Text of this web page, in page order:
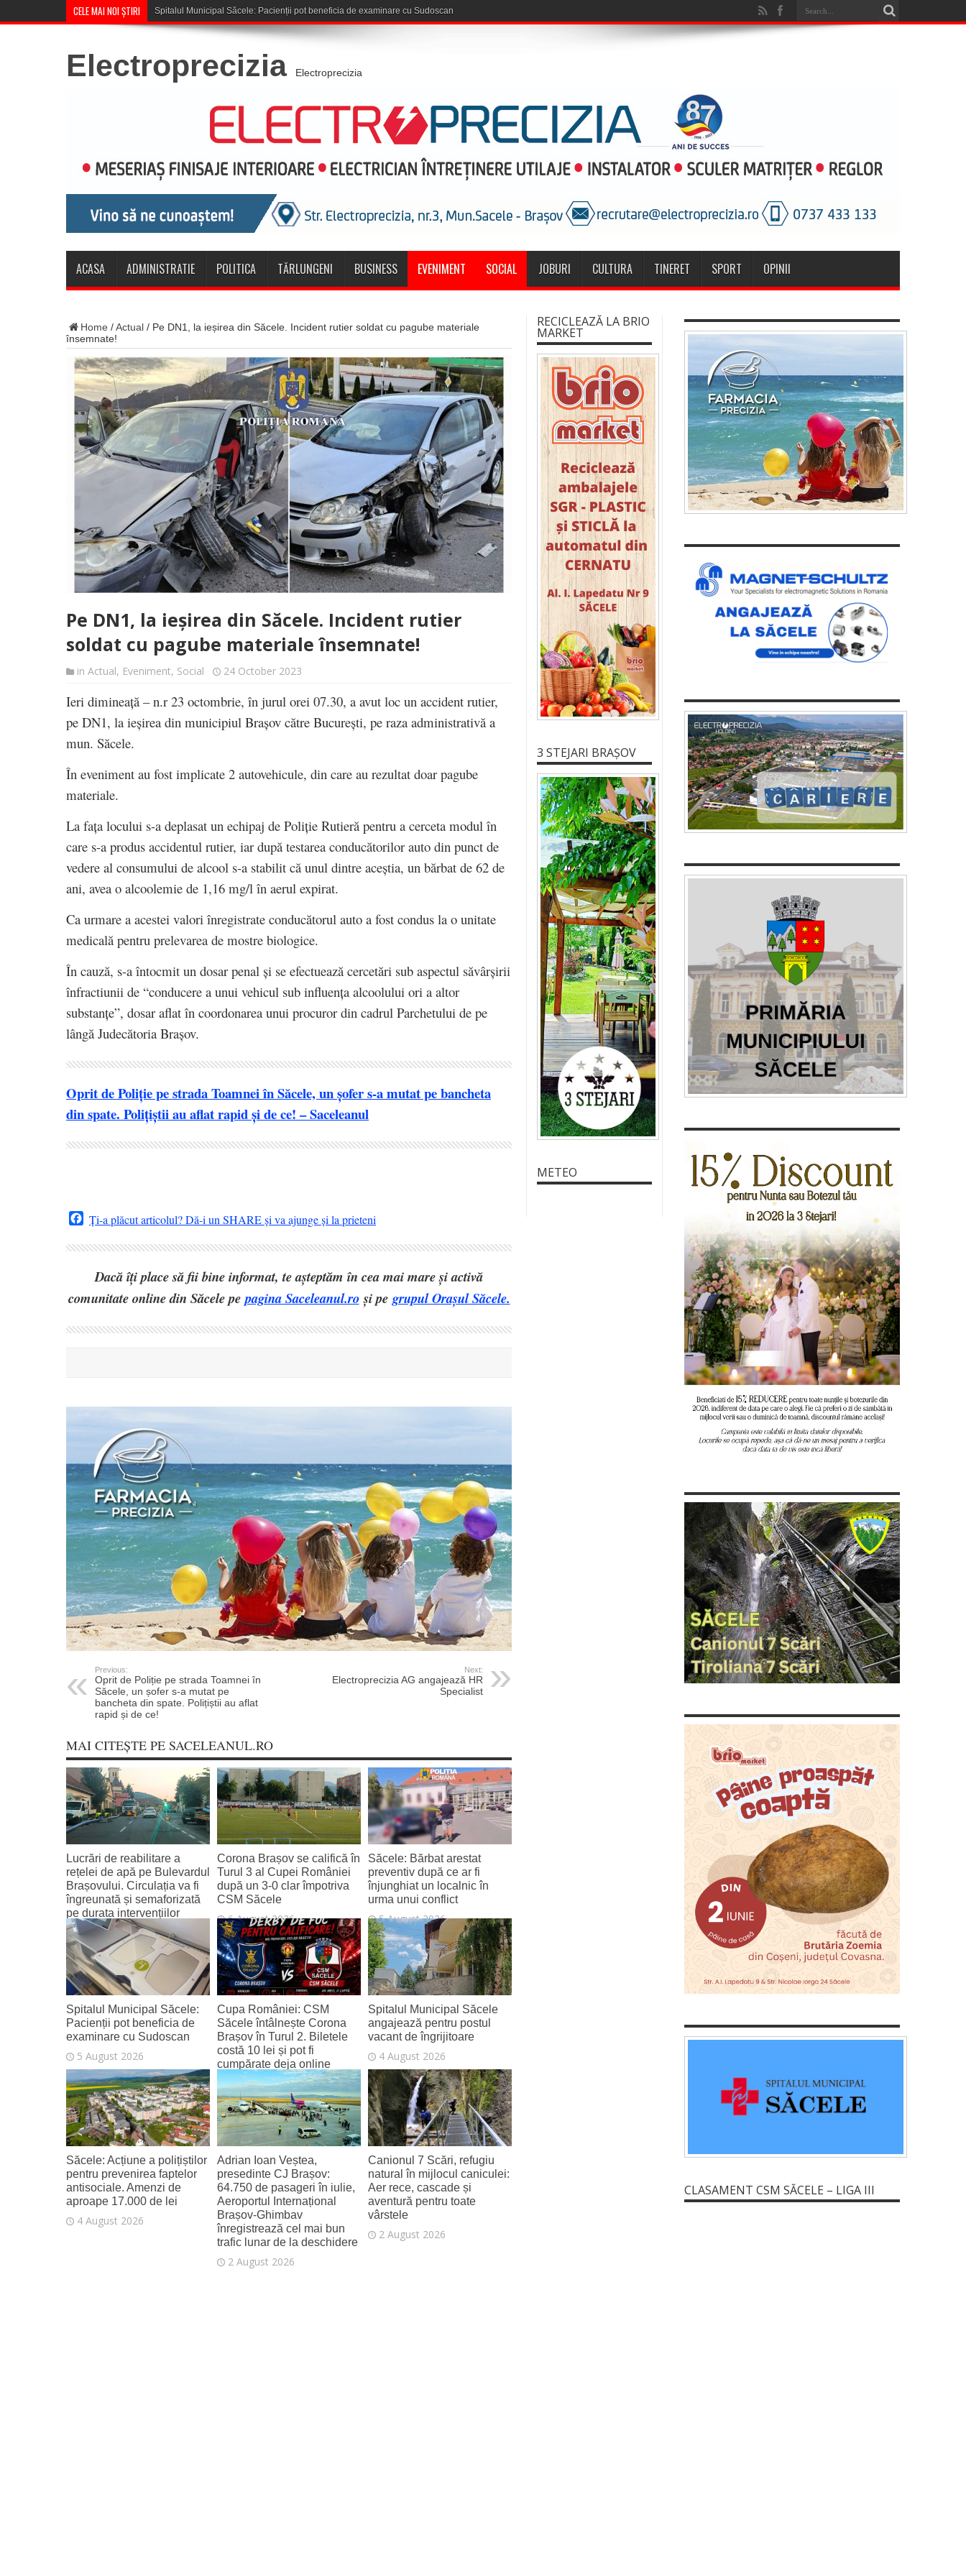
CELE MAI NOI ȘTIRI Cupa României: CSM Săcele întâ
Electroprecizia Electroprecizia
ACASA ADMINISTRATIE POLITICA TĂRLUNGENI BUSINESS EVENIMENT SOCIAL JOBURI CULTURA TINERET SPORT OPINII
Home /Actual / Pe DN1, la ieșirea din Săcele. Incident rutier soldat cu pagube materiale
însemnate!
Pe DN1, la ieșirea din Săcele. Incident rutier
soldat cu pagube materiale însemnate!
in Actual, Eveniment, Social 24 October 2023
Ieri dimineață – n.r 23 octombrie, în jurul orei 07.30, a avut loc un accident rutier,
pe DN1, la ieșirea din municipiul Brașov către București, pe raza administrativă a
mun. Săcele.
În eveniment au fost implicate 2 autovehicule, din care au rezultat doar pagube
materiale.
La fața locului s-a deplasat un echipaj de Poliție Rutieră pentru a cerceta modul în
care s-a produs accidentul rutier, iar după testarea conducătorilor auto din punct de
vedere al consumului de alcool s-a stabilit că unul dintre aceștia, un bărbat de 62 de
ani, avea o alcoolemie de 1,16 mg/l în aerul expirat.
Ca urmare a acestei valori înregistrate conducătorul auto a fost condus la o unitate
medicală pentru prelevarea de mostre biologice.
În cauză, s-a întocmit un dosar penal și se efectuează cercetări sub aspectul săvârșirii
înfractiunii de “conducere a unui vehicul sub influența alcoolului ori a altor
substanțe”, dosar aflat în coordonarea unui procuror din cadrul Parchetului de pe
lângă Judecătoria Brașov.
Oprit de Poliție pe strada Toamnei în Săcele, un șofer s-a mutat pe bancheta
din spate. Polițiștii au aflat rapid și de ce! – Saceleanul
Facebook
Ți-a plăcut articolul? Dă-i un SHARE și va ajunge și la prieteni
Dacă îți place să fii bine informat, te așteptăm în cea mai mare și activă
comunitate online din Săcele pepagina Saceleanul.roși pe grupul Orașul Săcele.
Previous:
Oprit de Poliție pe strada Toamnei în
Săcele, un șofer s-a mutat pe
bancheta din spate. Polițiștii au aflat
rapid și de ce!
Next:
Electroprecizia AG angajează HR
Specialist
MAI CITEȘTE PE SACELEANUL.RO
Lucrări de reabilitare a
rețelei de apă pe Bulevardul
Brașovului. Circulația va fi
îngreunată și semaforizată
pe durata intervențiilor
6 August 2026
Corona Brașov se califică în
Turul 3 al Cupei României
după un 3-0 clar împotriva
CSM Săcele
6 August 2026
Săcele: Bărbat arestat
preventiv după ce ar fi
înjunghiat un localnic în
urma unui conflict
5 August 2026
Spitalul Municipal Săcele:
Pacienții pot beneficia de
examinare cu Sudoscan
5 August 2026
Cupa României: CSM
Săcele întâlnește Corona
Brașov în Turul 2. Biletele
costă 10 lei și pot fi
cumpărate deja online
4 August 2026
Spitalul Municipal Săcele
angajează pentru postul
vacant de îngrijitoare
4 August 2026
Săcele: Acțiune a polițiștilor
pentru prevenirea faptelor
antisociale. Amenzi de
aproape 17.000 de lei
4 August 2026
Adrian Ioan Veștea,
presedinte CJ Brașov:
64.750 de pasageri în iulie,
Aeroportul Internațional
Brașov‑Ghimbav
înregistrează cel mai bun
trafic lunar de la deschidere
2 August 2026
Canionul 7 Scări, refugiu
natural în mijlocul caniculei:
Aer rece, cascade și
aventură pentru toate
vârstele
2 August 2026
RECICLEAZĂ LA BRIO
MARKET
3 STEJARI BRAȘOV
METEO
CLASAMENT CSM SĂCELE – LIGA III